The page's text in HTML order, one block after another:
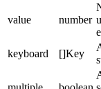
value number
keyboard []Key